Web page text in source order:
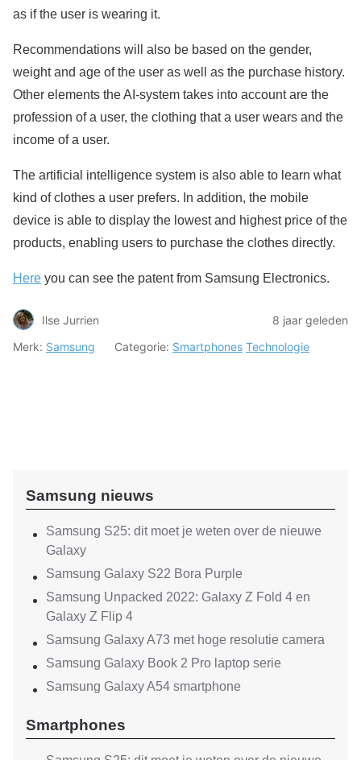
as if the user is wearing it.
Recommendations will also be based on the gender,
weight and age of the user as well as the purchase history.
Other elements the AI-system takes into account are the
profession of a user, the clothing that a user wears and the
income of a user.
The artificial intelligence system is also able to learn what
kind of clothes a user prefers. In addition, the mobile
device is able to display the lowest and highest price of the
products, enabling users to purchase the clothes directly.
Here you can see the patent from Samsung Electronics.
Ilse Jurrien
8 jaar geleden
Merk: Samsung Categorie: Smartphones Technologie
Samsung nieuws
Samsung S25: dit moet je weten over de nieuwe
Galaxy
Samsung Galaxy S22 Bora Purple
Samsung Unpacked 2022: Galaxy Z Fold 4 en
Galaxy Z Flip 4
Samsung Galaxy A73 met hoge resolutie camera
Samsung Galaxy Book 2 Pro laptop serie
Samsung Galaxy A54 smartphone
Smartphones